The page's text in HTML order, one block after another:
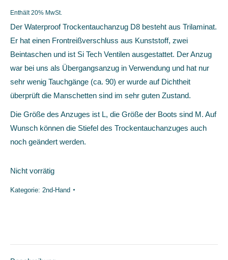
Enthält 20% MwSt.
Der Waterproof Trockentauchanzug D8 besteht aus Trilaminat.
Er hat einen Frontreißverschluss aus Kunststoff, zwei
Beintaschen und ist Si Tech Ventilen ausgestattet. Der Anzug
war bei uns als Übergangsanzug in Verwendung und hat nur
sehr wenig Tauchgänge (ca. 90) er wurde auf Dichtheit
überprüft die Manschetten sind im sehr guten Zustand.
Die Größe des Anzuges ist L, die Größe der Boots sind M. Auf
Wunsch können die Stiefel des Trockentauchanzuges auch
noch geändert werden.
Nicht vorrätig
Kategorie: 2nd-Hand